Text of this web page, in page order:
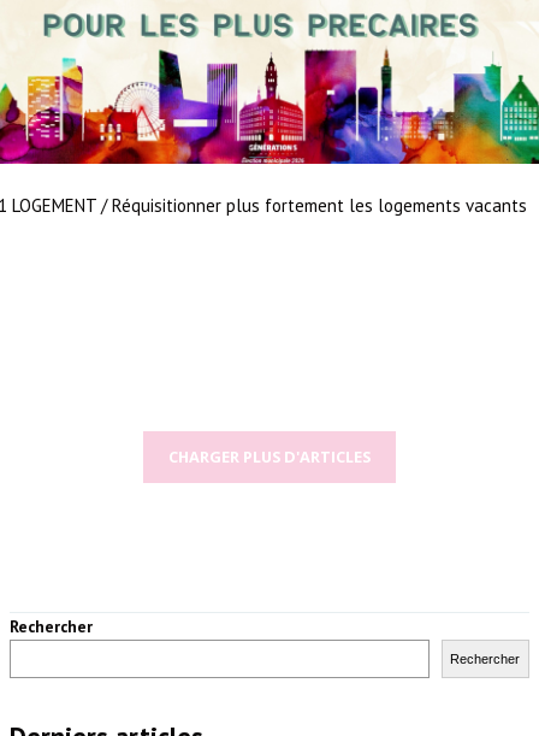
LOGEMENT / Réquisitionner plus fortement les logements vacants
CHARGER PLUS D'ARTICLES
Rechercher
Rechercher